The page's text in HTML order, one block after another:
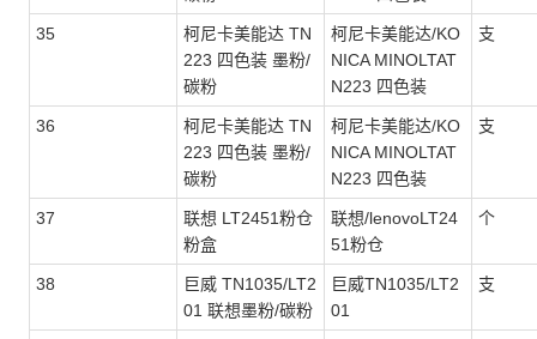
35
柯尼卡美能达 TN
223 四色装 墨粉/
碳粉
柯尼卡美能达/KO
NICA MINOLTAT
N223 四色装
支
36
柯尼卡美能达 TN
223 四色装 墨粉/
碳粉
柯尼卡美能达/KO
NICA MINOLTAT
N223 四色装
支
37
联想 LT2451粉仓
粉盒
联想/lenovoLT24
51粉仓
个
38
巨威 TN1035/LT2
01 联想墨粉/碳粉
巨威TN1035/LT2
01
支